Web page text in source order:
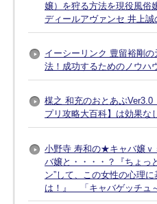
嬢）を狩る方法を現役風
ディールアヴァンセ 井上誠
イーシーリンク 豊留裕剛
法！成功するためのノウ
楳之 和充のおとあぷVer3.0
プリ攻略大百科】は効果な
小野寺 寿和の★キャバ嬢
バ嬢と・・・・？『ちょ
ン”して、この女性の心理
は！』 「キャバゲッチュ